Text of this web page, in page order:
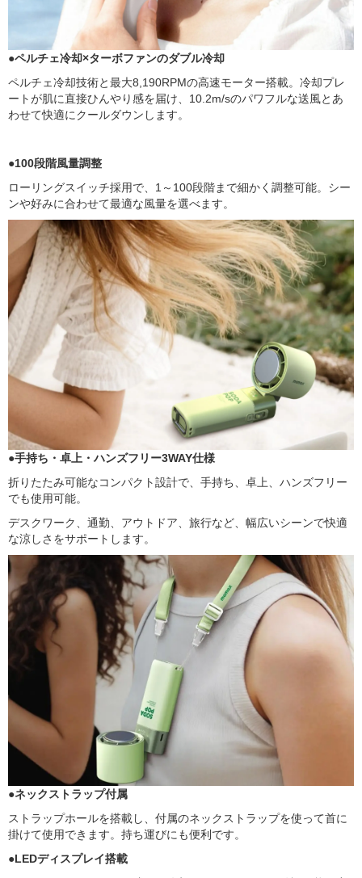
●ペルチェ冷却×ターボファンのダブル冷却
ペルチェ冷却技術と最大8,190RPMの高速モーター搭載。冷却プレ
ートが肌に直接ひんやり感を届け、10.2m/sのパワフルな送風とあ
わせて快適にクールダウンします。
●100段階風量調整
ローリングスイッチ採用で、1～100段階まで細かく調整可能。シー
ンや好みに合わせて最適な風量を選べます。
●手持ち・卓上・ハンズフリー3WAY仕様
折りたたみ可能なコンパクト設計で、手持ち、卓上、ハンズフリー
でも使用可能。
デスクワーク、通勤、アウトドア、旅行など、幅広いシーンで快適
な涼しさをサポートします。
●ネックストラップ付属
ストラップホールを搭載し、付属のネックストラップを使って首に
掛けて使用できます。持ち運びにも便利です。
●LEDディスプレイ搭載